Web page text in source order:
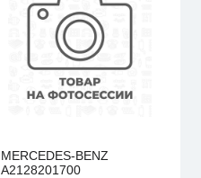
MERCEDES-BENZ
A2128201700